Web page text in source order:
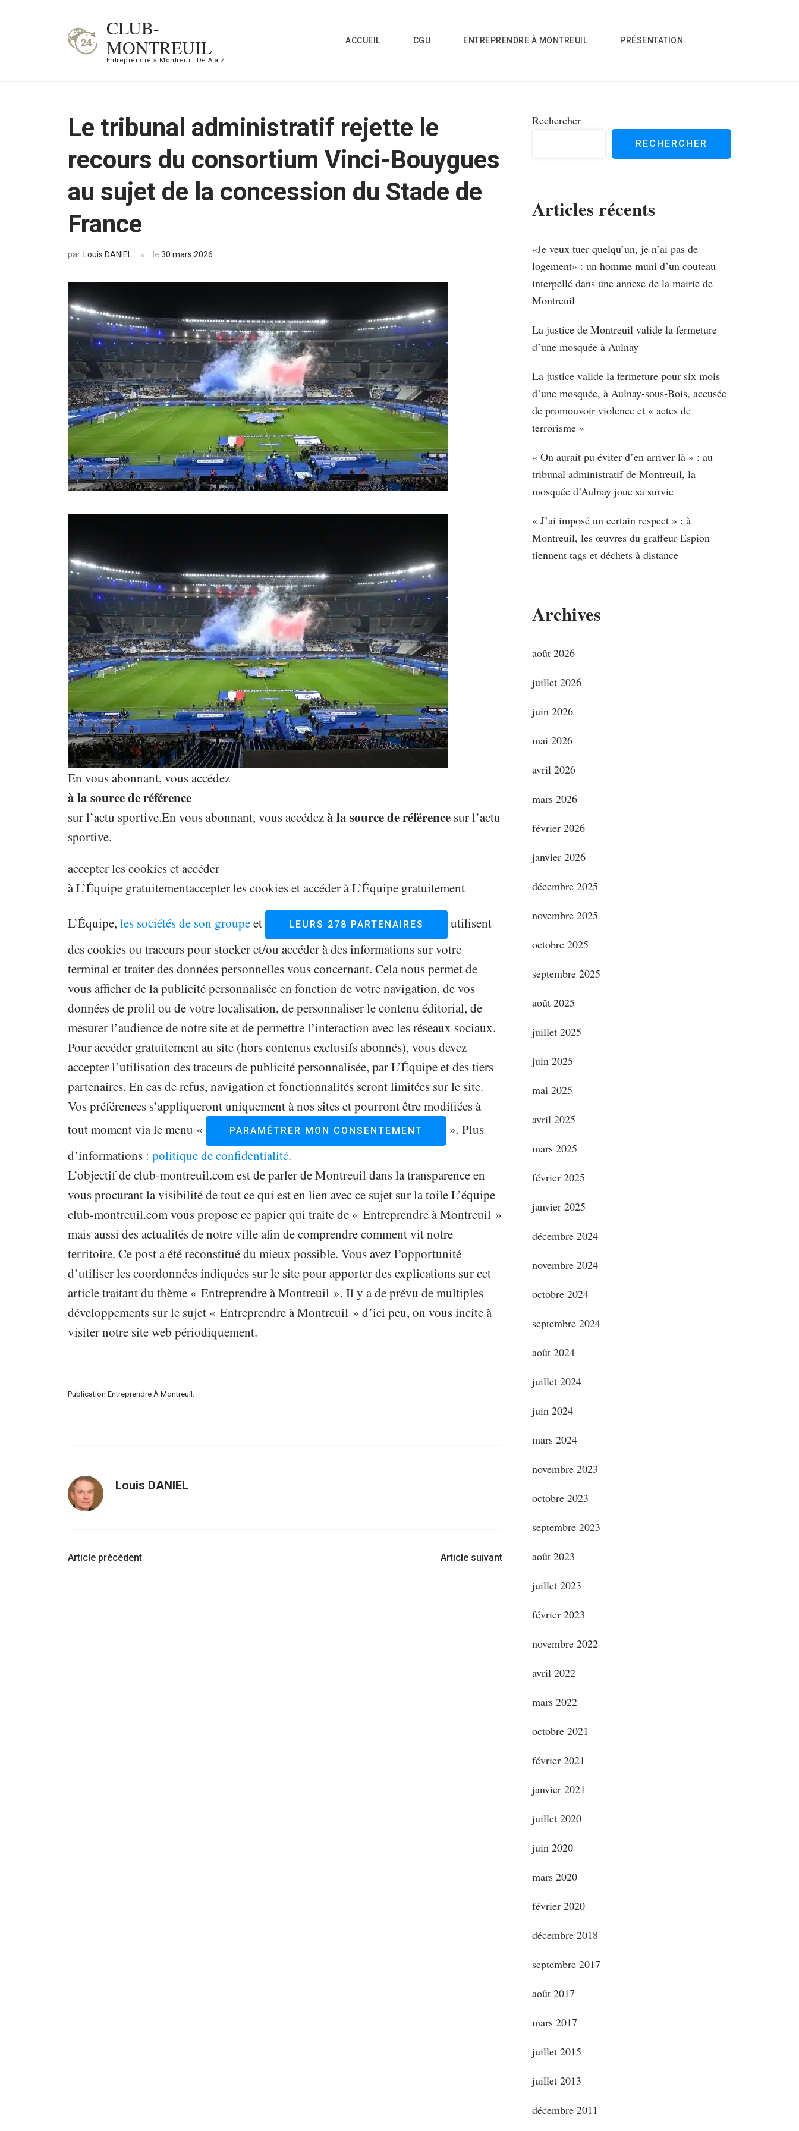
CLUB-
MONTREUIL
Entreprendre à Montreuil: De A à Z.
ACCUEIL CGU ENTREPRENDRE À MONTREUIL PRÉSENTATION.
Le tribunal administratif rejette le
recours du consortium Vinci-Bouygues
au sujet de la concession du Stade de
France
par Louis DANIEL le 30 mars 2026
En vous abonnant, vous accédez
à la source de référence
sur l’actu sportive.En vous abonnant, vous accédezà la source de référencesur l’actu
sportive.
accepter les cookies et accéder
à L’Équipe gratuitementaccepter les cookies et accéder à L’Équipe gratuitement
L’Équipe, les sociétés de son groupeet LEURS 278 PARTENAIRES
utilisent
des cookies ou traceurs pour stocker et/ou accéder à des informations sur votre
terminal et traiter des données personnelles vous concernant. Cela nous permet de
vous afficher de la publicité personnalisée en fonction de votre navigation, de vos
données de profil ou de votre localisation, de personnaliser le contenu éditorial, de
mesurer l’audience de notre site et de permettre l’interaction avec les réseaux sociaux.
Pour accéder gratuitement au site (hors contenus exclusifs abonnés), vous devez
accepter l’utilisation des traceurs de publicité personnalisée, par L’Équipe et des tiers
partenaires. En cas de refus, navigation et fonctionnalités seront limitées sur le site.
Vos préférences s’appliqueront uniquement à nos sites et pourront être modifiées à
tout moment via le menu «
PARAMÉTRER MON CONSENTEMENT
». Plus
d’informations : politique de confidentialité.
L’objectif de club-montreuil.com est de parler de Montreuil dans la transparence en
vous procurant la visibilité de tout ce qui est en lien avec ce sujet sur la toile L’équipe
club-montreuil.com vous propose ce papier qui traite de « Entreprendre à Montreuil »
mais aussi des actualités de notre ville afin de comprendre comment vit notre
territoire. Ce post a été reconstitué du mieux possible. Vous avez l’opportunité
d’utiliser les coordonnées indiquées sur le site pour apporter des explications sur cet
article traitant du thème « Entreprendre à Montreuil ». Il y a de prévu de multiples
développements sur le sujet « Entreprendre à Montreuil » d’ici peu, on vous incite à
visiter notre site web périodiquement.
Publication Entreprendre À Montreuil:
Louis DANIEL
Navigation
Article précédent Article suivant
Rechercher
RECHERCHER
Articles récents
«Je veux tuer quelqu’un, je n’ai pas de
logement» : un homme muni d’un couteau
interpellé dans une annexe de la mairie de
Montreuil
La justice de Montreuil valide la fermeture
d’une mosquée à Aulnay
La justice valide la fermeture pour six mois
d’une mosquée, à Aulnay-sous-Bois, accusée
de promouvoir violence et « actes de
terrorisme »
« On aurait pu éviter d’en arriver là » : au
tribunal administratif de Montreuil, la
mosquée d’Aulnay joue sa survie
« J’ai imposé un certain respect » : à
Montreuil, les œuvres du graffeur Espion
tiennent tags et déchets à distance
Archives
août 2026
juillet 2026
juin 2026
mai 2026
avril 2026
mars 2026
février 2026
janvier 2026
décembre 2025
novembre 2025
octobre 2025
septembre 2025
août 2025
juillet 2025
juin 2025
mai 2025
avril 2025
mars 2025
février 2025
janvier 2025
décembre 2024
novembre 2024
octobre 2024
septembre 2024
août 2024
juillet 2024
juin 2024
mars 2024
novembre 2023
octobre 2023
septembre 2023
août 2023
juillet 2023
février 2023
novembre 2022
avril 2022
mars 2022
octobre 2021
février 2021
janvier 2021
juillet 2020
juin 2020
mars 2020
février 2020
décembre 2018
septembre 2017
août 2017
mars 2017
juillet 2015
juillet 2013
décembre 2011